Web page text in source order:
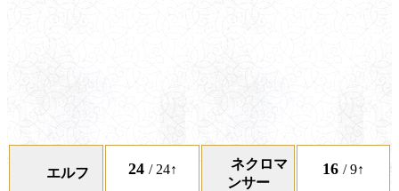
エルフ 24 / 24↑
ネクロマ
ンサー
16 / 9↑